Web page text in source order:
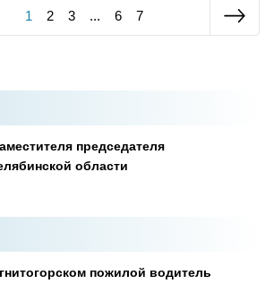
1 2 3 ... 6 7
председателя
области
пожилой водитель